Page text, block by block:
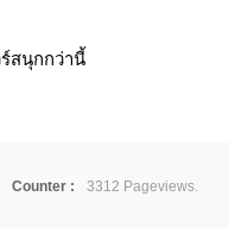
สนุกกว่านี้
Counter :
3312 Pageviews.